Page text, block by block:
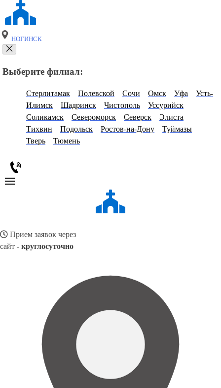
НОГИНСК
Выберите филиал:
Стерлитамак Полевской Сочи Омск Уфа
Усть-
Илимск
Шадринск Чистополь
Уссурийск
Соликамск
Североморск Северск
Элиста
Тихвин
Подольск Ростов-на-Дону
Туймазы
Тверь
Тюмень
Прием заявок через
сайт - круглосуточно